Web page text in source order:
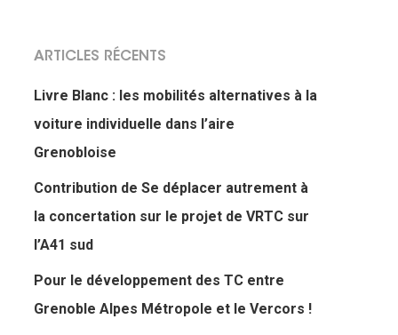
ARTICLES RÉCENTS
Livre Blanc : les mobilités alternatives à la
voiture individuelle dans l’aire
Grenobloise
Contribution de Se déplacer autrement à
la concertation sur le projet de VRTC sur
l’A41 sud
Pour le développement des TC entre
Grenoble Alpes Métropole et le Vercors !